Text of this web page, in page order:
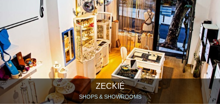
ZECKIÉ
SHOPS & SHOWROOMS